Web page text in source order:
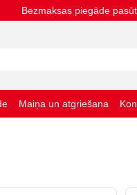
Bezmaksas piegāde
Maiņa un atgriešana
noteikumi